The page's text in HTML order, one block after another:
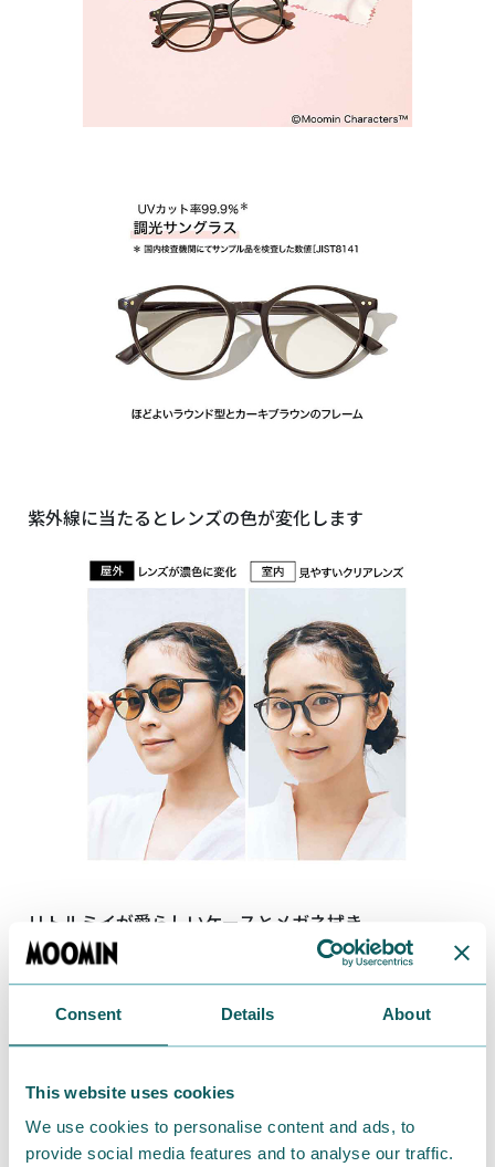
Consent Details About
This website uses cookies
We use cookies to personalise content and ads, to
provide social media features and to analyse our traffic.
紫外線に当たるとレンズの色が変化します
リトルミイが愛らしいケースとメガネ拭き